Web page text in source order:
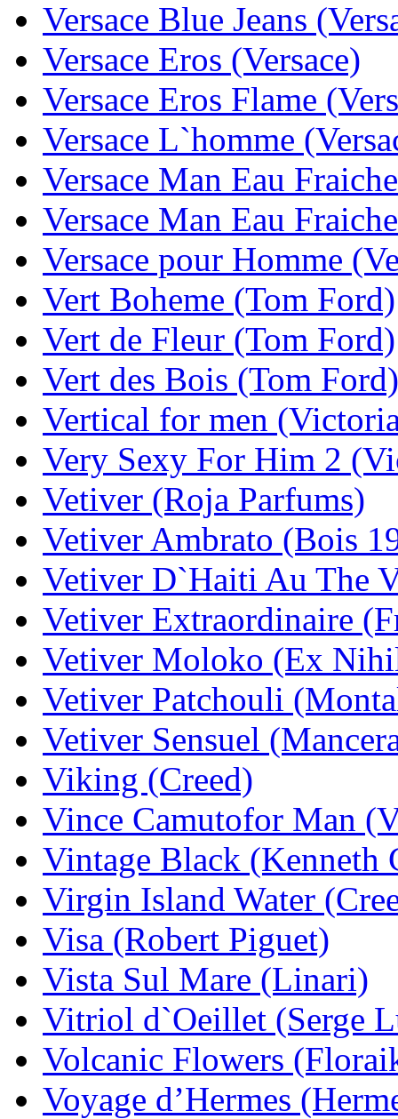
Versace Blue Jeans
Versace Eros (Versace)
Versace Eros Flame
Versace L`homme
Versace Man Eau
Versace Man Eau
Versace pour Homme
Vert Boheme (Tom Ford)
Vert de Fleur (Tom Ford)
Vert des Bois (Tom Ford)
Vertical for men
Very Sexy For Him 2
Vetiver (Roja Parfums)
Vetiver Ambrato (Bois
Vetiver D`Haiti Au The
Vetiver Extraordinaire
Vetiver Moloko (Ex
Vetiver Patchouli
Vetiver Sensuel
Viking (Creed)
Vince Camutofor Man
Vintage Black (Kenneth
Virgin Island Water
Visa (Robert Piguet)
Vista Sul Mare (Linari)
Vitriol d`Oeillet (Serge
Volcanic Flowers
Voyage d’Hermes